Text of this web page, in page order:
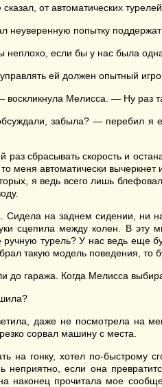
от автоматических
неуверенную попытку
если бы у нас была одна
ей должен опытный
Мелисса. — Ну раз
забыла? — перебил я
раз сбрасывать скорость и
меня автоматически
я ведь всего лишь
Сидела на заднем сидении, ни
сцепила между колен. В эту
ручную турель? У нас ведь еще
такую модель поведения, то
до гаража. Когда Мелисса
даже не посмотрела на
сорвал машину с места.
на гонку, хотел по-быстрому
неприятно, если она
наконец прочитала мое